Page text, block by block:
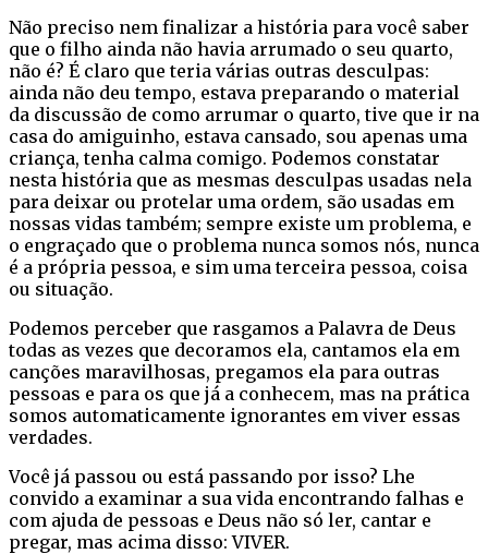
Não preciso nem finalizar a história para você saber
que o filho ainda não havia arrumado o seu quarto,
não é? É claro que teria várias outras desculpas:
ainda não deu tempo, estava preparando o material
da discussão de como arrumar o quarto, tive que ir na
casa do amiguinho, estava cansado, sou apenas uma
criança, tenha calma comigo. Podemos constatar
nesta história que as mesmas desculpas usadas nela
para deixar ou protelar uma ordem, são usadas em
nossas vidas também; sempre existe um problema, e
o engraçado que o problema nunca somos nós, nunca
é a própria pessoa, e sim uma terceira pessoa, coisa
ou situação.
Podemos perceber que rasgamos a Palavra de Deus
todas as vezes que decoramos ela, cantamos ela em
canções maravilhosas, pregamos ela para outras
pessoas e para os que já a conhecem, mas na prática
somos automaticamente ignorantes em viver essas
verdades.
Você já passou ou está passando por isso? Lhe
convido a examinar a sua vida encontrando falhas e
com ajuda de pessoas e Deus não só ler, cantar e
pregar, mas acima disso: VIVER.